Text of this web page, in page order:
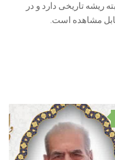
ریشه تاریخی دارد و در
مشاهده است.